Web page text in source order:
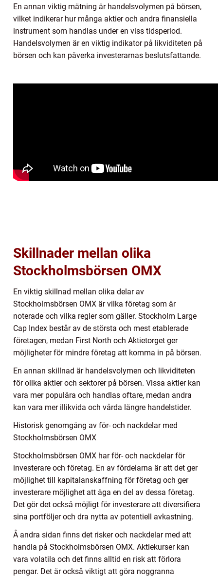
En annan viktig mätning är handelsvolymen på börsen,
vilket indikerar hur många aktier och andra finansiella
instrument som handlas under en viss tidsperiod.
Handelsvolymen är en viktig indikator på likviditeten på
börsen och kan påverka investerarnas beslutsfattande.
Skillnader mellan olika
Stockholmsbörsen OMX
En viktig skillnad mellan olika delar av
Stockholmsbörsen OMX är vilka företag som är
noterade och vilka regler som gäller. Stockholm Large
Cap Index består av de största och mest etablerade
företagen, medan First North och Aktietorget ger
möjligheter för mindre företag att komma in på börsen.
En annan skillnad är handelsvolymen och likviditeten
för olika aktier och sektorer på börsen. Vissa aktier kan
vara mer populära och handlas oftare, medan andra
kan vara mer illikvida och vårda längre handelstider.
Historisk genomgång av för- och nackdelar med
Stockholmsbörsen OMX
Stockholmsbörsen OMX har för- och nackdelar för
investerare och företag. En av fördelarna är att det ger
möjlighet till kapitalanskaffning för företag och ger
investerare möjlighet att äga en del av dessa företag.
Det gör det också möjligt för investerare att diversifiera
sina portföljer och dra nytta av potentiell avkastning.
Å andra sidan finns det risker och nackdelar med att
handla på Stockholmsbörsen OMX. Aktiekurser kan
vara volatila och det finns alltid en risk att förlora
pengar. Det är också viktigt att göra noggranna